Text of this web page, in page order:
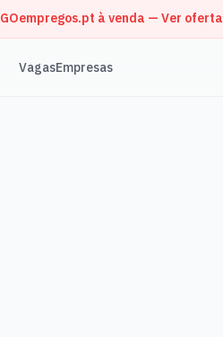
GOempregos.pt à venda — Ver oferta
VagasEmpresas